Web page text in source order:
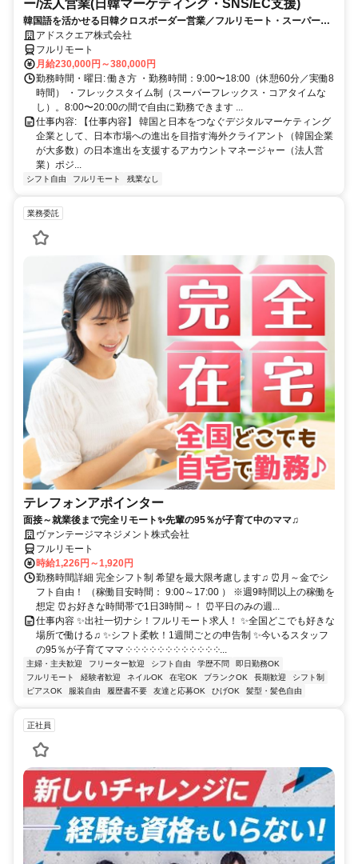
ー/法人営業(日韓マーケティング・SNS/EC支援)
韓国語を活かせる日韓クロスボーダー営業／フルリモート・スーパーフ
レックス
アドスクエア株式会社
フルリモート
月給230,000円～380,000円
勤務時間・曜日: 働き方 ・勤務時間：9:00〜18:00（休憩60分／実働8
時間） ・フレックスタイム制（スーパーフレックス・コアタイムな
し）。8:00〜20:00の間で自由に勤務できます ...
仕事内容: 【仕事内容】 韓国と日本をつなぐデジタルマーケティング
企業として、日本市場への進出を目指す海外クライアント（韓国企業
が大多数）の日本進出を支援するアカウントマネージャー（法人営
業）ポジ...
シフト自由 フルリモート 残業なし
業務委託
テレフォンアポインター
面接～就業後まで完全リモート✨先輩の95％が子育て中のママ♫
ヴァンテージマネジメント株式会社
フルリモート
時給1,226円～1,920円
勤務時間詳細 完全シフト制 希望を最大限考慮します♫ ⏰月～金でシ
フト自由！ （稼働目安時間： 9:00～17:00 ） ※週9時間以上の稼働を
想定 ⏰お好きな時間帯で1日3時間～！ ⏰平日のみの週...
仕事内容 ✨出社一切ナシ！フルリモート求人！ ✨全国どこでも好きな
場所で働ける♫ ✨シフト柔軟！1週間ごとの申告制 ✨今いるスタッフ
の95％が子育てママ ༶ ༶ ༶ ༶ ༶ ༶ ༶ ༶ ༶ ༶ ༶ ༶...
主婦・主夫歓迎 フリーター歓迎 シフト自由 学歴不問
即日勤務OK
フルリモート
経験者歓迎 ネイルOK 在宅OK ブランクOK 長期歓迎
シフト制
ピアスOK
服装自由 履歴書不要 友達と応募OK ひげOK 髪型・髪色自由
正社員